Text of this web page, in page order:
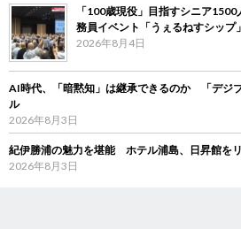
「100歳現役」目指すシニア
務員イベント「うぇるねすシップ」
2026年8月4日
AI時代、「暗黙知」は継承できるのか 「デジ
ル
2026年8月3日
紀伊勝浦の魅力を堪能 ホテル浦島、日昇館を
2026年8月3日